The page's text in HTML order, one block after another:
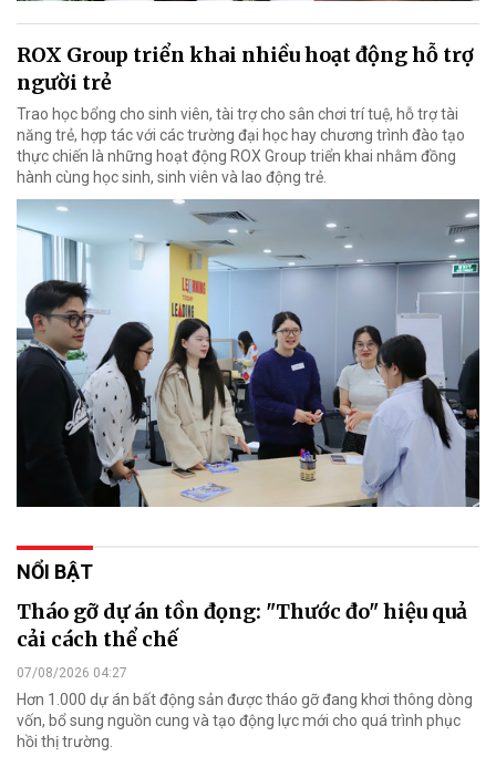
ROX Group triển khai nhiều hoạt động hỗ trợ
người trẻ
Trao học bổng cho sinh viên, tài trợ cho sân chơi trí tuệ, hỗ trợ tài
năng trẻ, hợp tác với các trường đại học hay chương trình đào tạo
thực chiến là những hoạt động ROX Group triển khai nhằm đồng
hành cùng học sinh, sinh viên và lao động trẻ.
NỔI BẬT
Tháo gỡ dự án tồn đọng: "Thước đo" hiệu quả
cải cách thể chế
07/08/2026 04:27
Hơn 1.000 dự án bất động sản được tháo gỡ đang khơi thông dòng
vốn, bổ sung nguồn cung và tạo động lực mới cho quá trình phục
hồi thị trường.